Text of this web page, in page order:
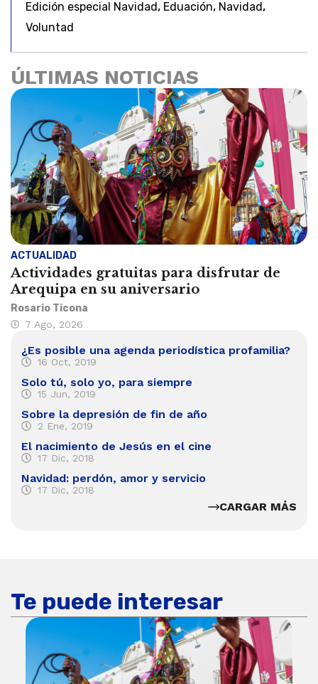
Edición especial Navidad, Eduación, Navidad,
Voluntad
ÚLTIMAS NOTICIAS
ACTUALIDAD
Actividades gratuitas para disfrutar de
Arequipa en su aniversario
Rosario Ticona
7 Ago, 2026
¿Es posible una agenda periodística profamilia?
16 Oct, 2019
Solo tú, solo yo, para siempre
15 Jun, 2019
Sobre la depresión de fin de año
2 Ene, 2019
El nacimiento de Jesús en el cine
17 Dic, 2018
Navidad: perdón, amor y servicio
17 Dic, 2018
CARGAR MÁS
Te puede interesar